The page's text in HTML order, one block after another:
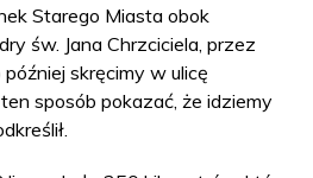
Starego Miasta obok
św. Jana Chrzciciela, przez
skręcimy w ulicę
sposób pokazać, że idziemy